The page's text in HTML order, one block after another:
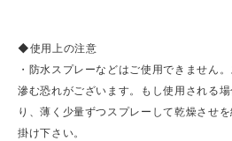
◆使用上の注意
・防水スプレーなどはご使用できません
滲む恐れがございます。もし使用される
り、薄く少量ずつスプレーして乾燥させ
掛け下さい。